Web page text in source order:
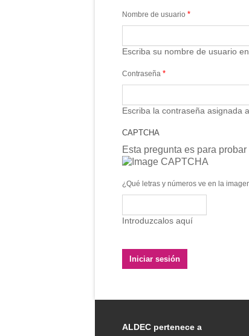
Nombre de usuario *
Escriba su nombre de usuario
Contraseña *
Escriba la contraseña asignada
CAPTCHA
Esta pregunta es para
¿Qué letras y números ve en la
Introduzcalos aquí
ALDEC pertenece a